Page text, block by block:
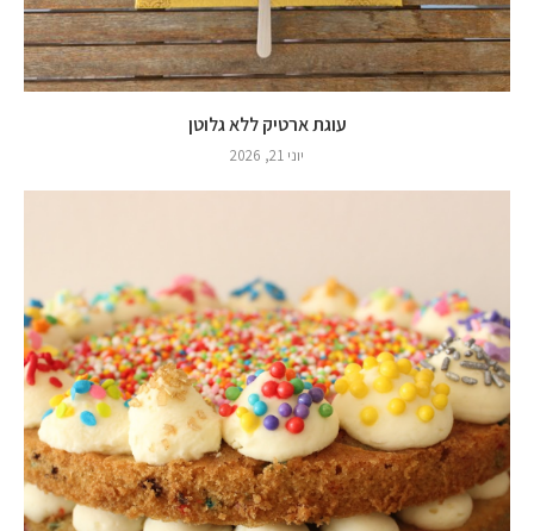
עוגת ארטיק ללא גלוטן
יוני 21, 2026